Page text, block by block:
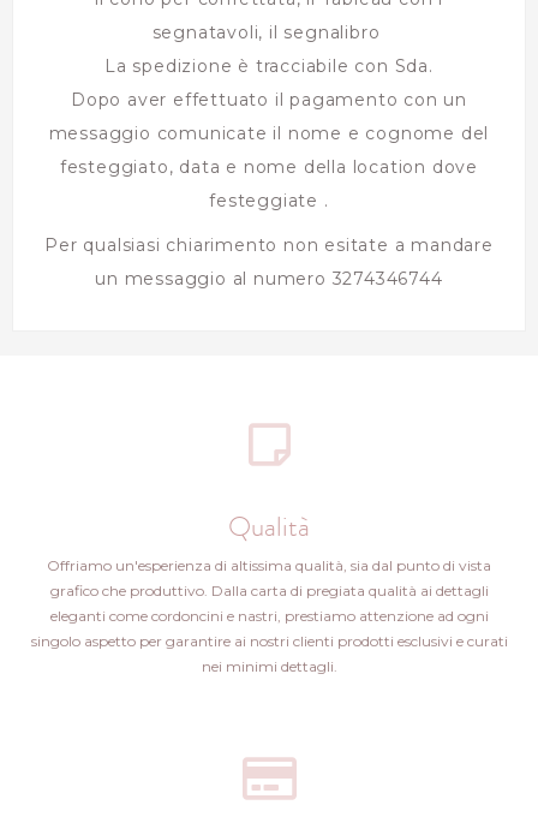
segnatavoli, il segnalibro
La spedizione è tracciabile con Sda.
Dopo aver effettuato il pagamento con un
messaggio comunicate il nome e cognome del
festeggiato, data e nome della location dove
festeggiate .
Per qualsiasi chiarimento non esitate a mandare
un messaggio al numero 3274346744
Qualità
Offriamo un'esperienza di altissima qualità, sia dal punto di vista
grafico che produttivo. Dalla carta di pregiata qualità ai dettagli
eleganti come cordoncini e nastri, prestiamo attenzione ad ogni
singolo aspetto per garantire ai nostri clienti prodotti esclusivi e curati
nei minimi dettagli.